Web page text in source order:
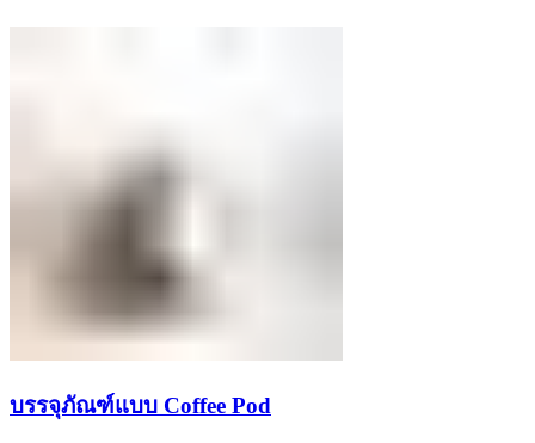
บรรจุภัณฑ์แบบ Coffee Pod